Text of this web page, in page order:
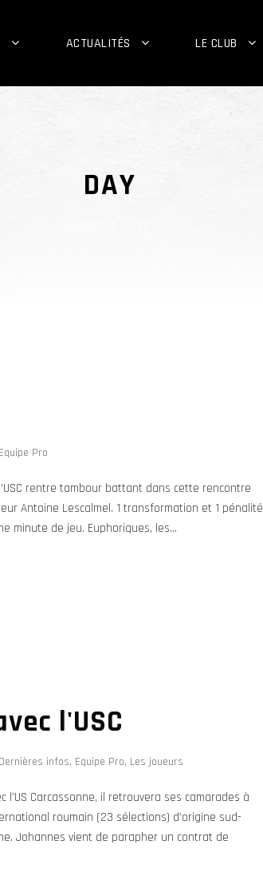
ACTUALITÉS LE CLUB
DAY
Equipe Pro
rentre tambour battant dans cette rencontre
Antoine Lescalmel. 1 transformation et 1 pénalité
minute de jeu. Euphoriques, les...
l'USC
Dernières infos, Equipe Pro, Les joueurs
l’US Carcassonne, il retrouvera ses camarades à
roumain (23 sélections) d’origine sud-
Johannes vient de parapher un contrat de